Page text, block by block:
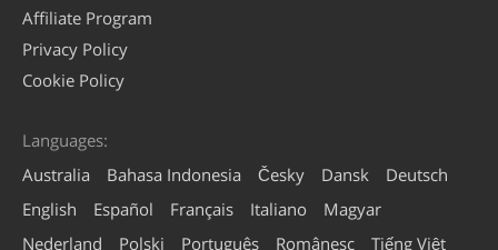
Affiliate Program
Privacy Policy
Cookie Policy
Languages:
Australia
Bahasa Indonesia Česky Dansk
Deutsch
English
Español Français Italiano
Magyar
Nederland
Polski Português Românesc Tiếng Việt